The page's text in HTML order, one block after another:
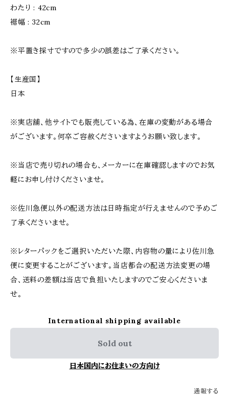
わたり : 42cm
裾幅 : 32cm
※平置き採寸ですので多少の誤差はご了承ください。
【生産国】
日本
※実店舗、他サイトでも販売している為、在庫の変動がある場合
がございます。何卒ご容赦くださいますようお願い致します。
※当店で売り切れの場合も、メーカーに在庫確認しますのでお気
軽にお申し付けくださいませ。
※佐川急便以外の配送方法は日時指定が行えませんので予めご
了承くださいませ。
※レターパックをご選択いただいた際、内容物の量により佐川急
便に変更することがございます。当店都合の配送方法変更の場
合、送料の差額は当店で負担いたしますのでご安心くださいま
せ。
International shipping available
Sold out
日本国内にお住まいの方向け
通報する